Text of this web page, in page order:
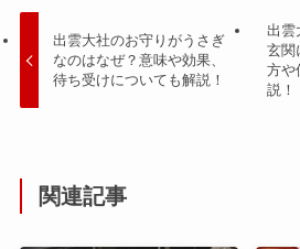
出雲大社のお守りがうさぎ
なのはなぜ？意味や効果、
待ち受けについても解説！
出雲
玄関
方や
説！
関連記事